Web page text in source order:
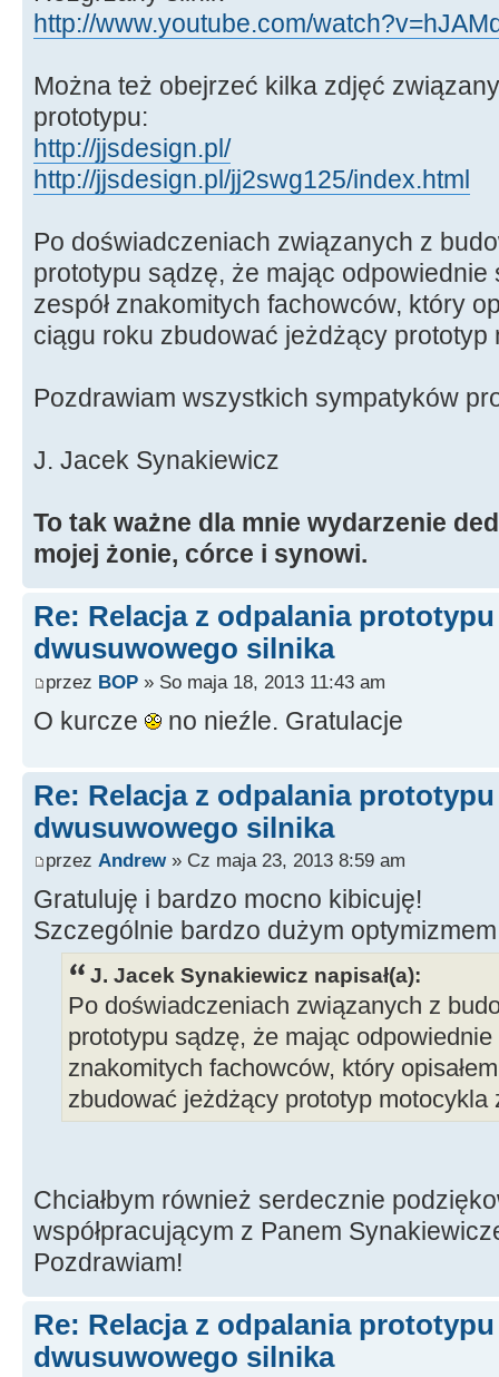
http://www.youtube.com/
Można też obejrzeć kilka zdjęć
prototypu:
http://jjsdesign.pl/
http://jjsdesign.pl/jj2swg125/index.html
Po doświadczeniach związanych z
prototypu sądzę, że mając odpowiednie
zespół znakomitych fachowców, który
ciągu roku zbudować jeżdżący prototyp
Pozdrawiam wszystkich sympatyków
J. Jacek Synakiewicz
To tak ważne dla mnie wydarzenie
mojej żonie, córce i synowi.
Re: Relacja z odpalania
dwusuwowego silnika
przez BOP » So maja 18, 2013 11:43 am
O kurcze no nieźle. Gratulacje
Re: Relacja z odpalania
dwusuwowego silnika
przez Andrew» Cz maja 23, 2013 8:59 am
Gratuluję i bardzo mocno kibicuję!
Szczególnie bardzo dużym
J. Jacek Synakiewicz napisał(a):
Po doświadczeniach związanych z
prototypu sądzę, że mając
znakomitych fachowców, który
zbudować jeżdżący prototyp motocykla
Chciałbym również serdecznie
współpracującym z Panem
Pozdrawiam!
Re: Relacja z odpalania
dwusuwowego silnika